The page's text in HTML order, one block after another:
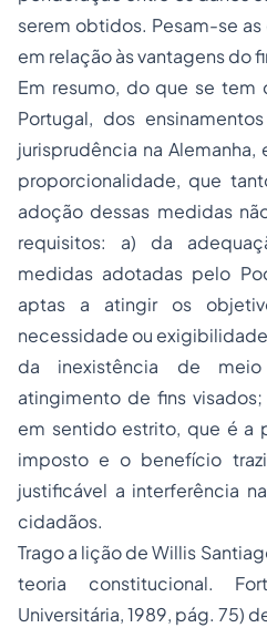
serem obtidos. Pesam-se
em relação às vantagens do
Em resumo, do que se tem
Portugal, dos
jurisprudência na
proporcionalidade, que
adoção dessas medidas
requisitos: a) da
medidas adotadas pelo
aptas a atingir os
necessidade ou
da inexistência de
atingimento de fins
em sentido estrito, que é a
imposto e o benefício
justificável a interferência
cidadãos.
Trago a lição de Willis
teoria constitucional.
Universitária, 1989, pág. 75)